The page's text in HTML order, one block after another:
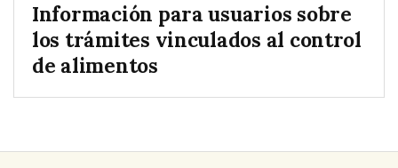
Información para usuarios sobre
los trámites vinculados al control
de alimentos